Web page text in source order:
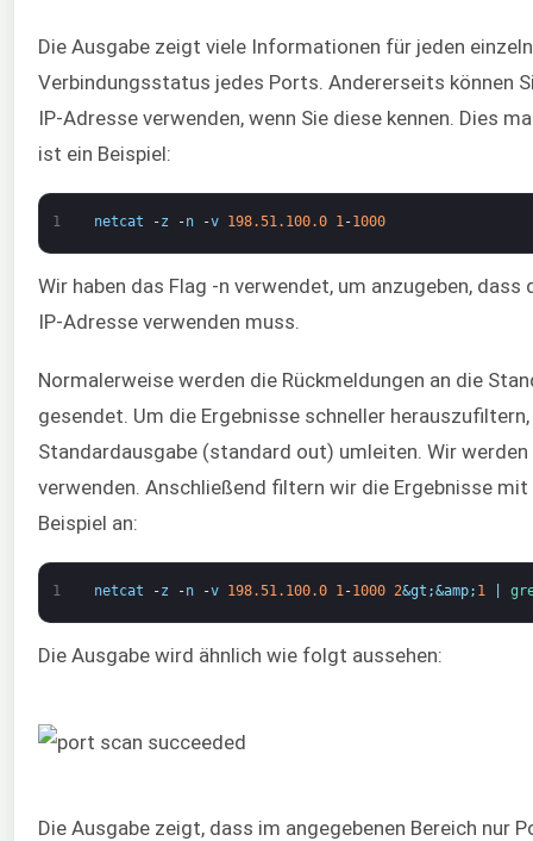
Die Ausgabe zeigt viele Informationen für jeden
Verbindungsstatus jedes Ports. Andererseits können
IP-Adresse verwenden, wenn Sie diese kennen. Dies
ist ein Beispiel:
1 netcat -z -n -v 198.51.100.0 1-1000
Wir haben das Flag -n verwendet, um anzugeben,
IP-Adresse verwenden muss.
Normalerweise werden die Rückmeldungen an die
gesendet. Um die Ergebnisse schneller
Standardausgabe (standard out) umleiten. Wir
verwenden. Anschließend filtern wir die Ergebnisse
Beispiel an:
1 netcat -z -n -v 198.51.100.0 1-1000 2&gt;&amp; 1
Die Ausgabe wird ähnlich wie folgt aussehen:
Die Ausgabe zeigt, dass im angegebenen Bereich nur